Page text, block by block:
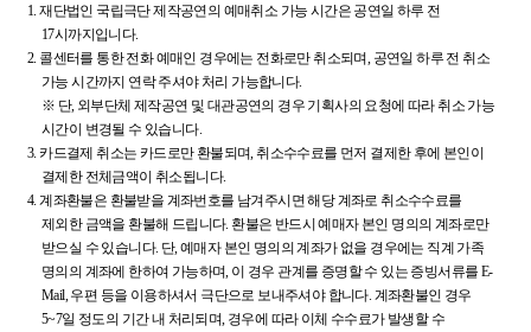
1. 재단법인 국립극단 제작공연의 예매취소 가능 시간은 공연일 하루 전
17시까지입니다.
2. 콜센터를 통한 전화 예매인 경우에는 전화로만 취소되며, 공연일 하루 전 취소
가능 시간까지 연락 주셔야 처리 가능합니다.
※ 단, 외부단체 제작공연 및 대관공연의 경우 기획사의 요청에 따라 취소 가능
시간이 변경될 수 있습니다.
3. 카드결제 취소는 카드로만 환불되며, 취소수수료를 먼저 결제한 후에 본인이
결제한 전체금액이 취소됩니다.
4. 계좌환불은 환불받을 계좌번호를 남겨주시면 해당 계좌로 취소수수료를
제외한 금액을 환불해 드립니다. 환불은 반드시 예매자 본인 명의의 계좌로만
받으실 수 있습니다. 단, 예매자 본인 명의의 계좌가 없을 경우에는 직계 가족
명의의 계좌에 한하여 가능하며, 이 경우 관계를 증명할 수 있는 증빙서류를 E-
Mail, 우편 등을 이용하셔서 극단으로 보내주셔야 합니다. 계좌환불인 경우
5~7일 정도의 기간 내 처리되며, 경우에 따라 이체 수수료가 발생할 수